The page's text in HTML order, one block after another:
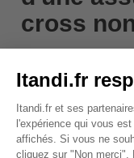
cross
possédez une
l'obligation
responsabilité
couvrir